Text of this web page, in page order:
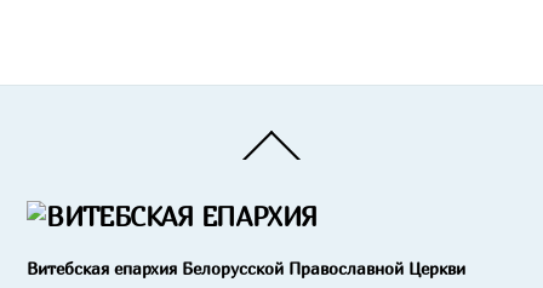
To
Витебская епархия Белорусской Православной Церкви